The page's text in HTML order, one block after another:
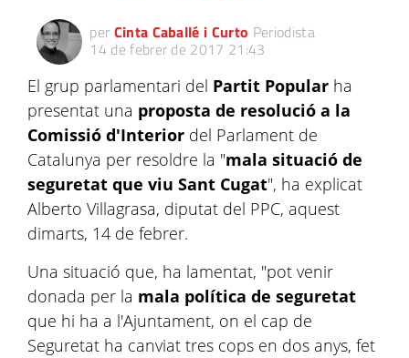
per Cinta Caballé i Curto Periodista
14 de febrer de 2017 21:43
El grup parlamentari del Partit Popular ha
presentat una proposta de resolució a la
Comissió d'Interior del Parlament de
Catalunya per resoldre la "mala situació de
seguretat que viu Sant Cugat", ha explicat
Alberto Villagrasa, diputat del PPC, aquest
dimarts, 14 de febrer.
Una situació que, ha lamentat, "pot venir
donada per la mala política de seguretat
que hi ha a l'Ajuntament, on el cap de
Seguretat ha canviat tres cops en dos anys, fet